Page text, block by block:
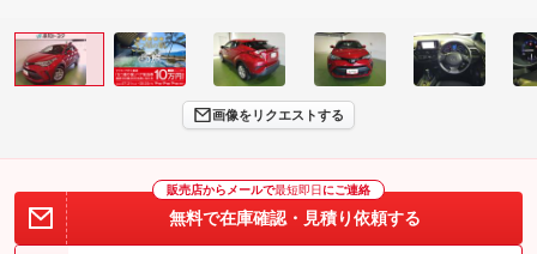
画像をリクエストする
販売店からメールで最短即日 にご連絡
無料で在庫確認・見積り依頼する